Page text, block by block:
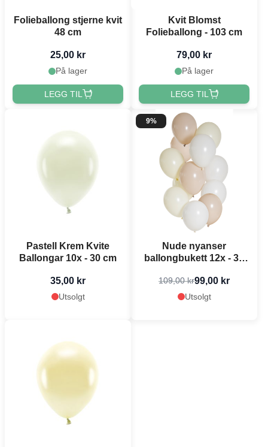
Folieballong stjerne kvit
48 cm
25,00 kr
På lager
LEGG TIL
Kvit Blomst
Folieballong - 103 cm
79,00 kr
På lager
LEGG TIL
Pastell Krem Kvite
Ballongar 10x - 30 cm
35,00 kr
Utsolgt
9%
Nude nyanser
ballongbukett 12x - 33
109,00 kr99,00 kr
Utsolgt